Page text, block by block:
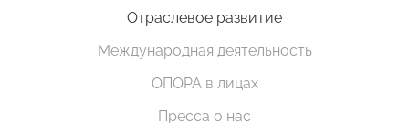
Отраслевое развитие
Международная деятельность
ОПОРА в лицах
Пресса о нас